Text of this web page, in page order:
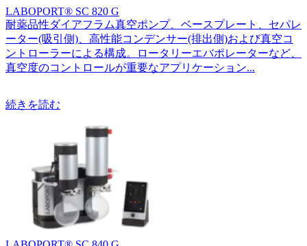
LABOPORT® SC 820 G
耐薬品性ダイアフラム真空ポンプ、ベースプレート、セパレ
ーター(吸引側)、高性能コンデンサー(排出側)および真空コ
ントローラーによる構成。ロータリーエバポレーターなど、
真空度のコントロールが重要なアプリケーション...
続きを読む